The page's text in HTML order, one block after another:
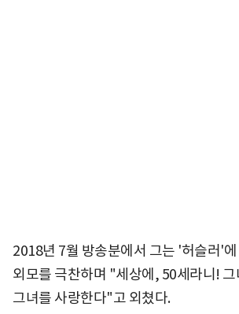
2018년 7월 방송분에서 그는 '허슬러'에
외모를 극찬하며 "세상에, 50세라니!
그녀를 사랑한다"고 외쳤다.